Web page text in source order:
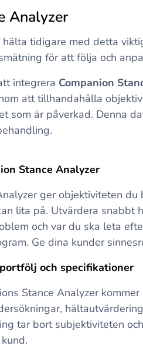
Analyzer
hälta tidigare med detta
för att följa och
integrera Companion
att tillhandahålla
som är påverkad. Denna
Stance Analyzer
ger objektiviteten
lita på. Utvärdera snabbt
och var du ska leta
Ge dina kunder
och specifikationer
Stance Analyzer
tar bort subjektiviteten